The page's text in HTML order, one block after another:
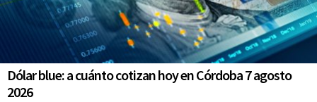
Dólar blue: a cuánto cotizan hoy en Córdoba 7 agosto
2026